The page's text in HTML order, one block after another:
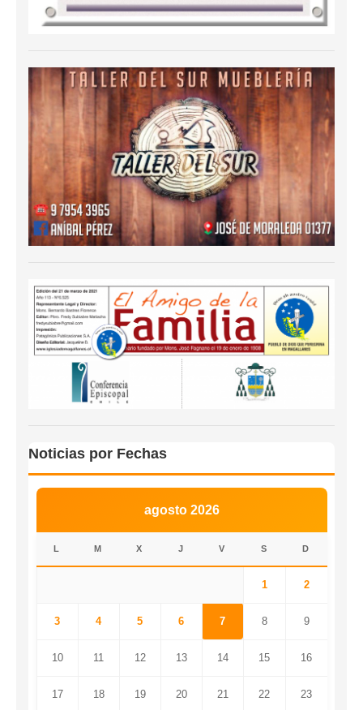
Noticias por Fechas
agosto 2026
L M X J V S D
1 2
3 4 5 6 7 8 9
10 11 12 13 14 15 16
17 18 19 20 21 22 23